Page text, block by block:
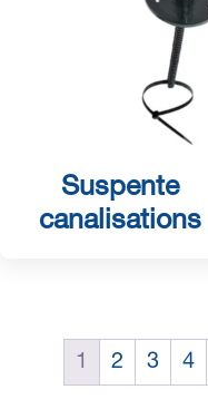
Suspente
canalisations
1 2 3 4